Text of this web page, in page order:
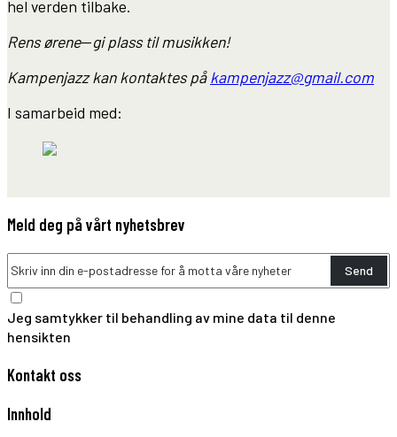
hel verden tilbake.
Rens ørene—gi plass til musikken!
Kampenjazz kan kontaktes påkampenjazz@gmail.com
I samarbeid med:
Meld deg på vårt nyhetsbrev
Send
Jeg samtykker til behandling av mine data til denne
hensikten
Kontakt oss
Innhold